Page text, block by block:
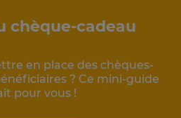
chèque-cadeau
en place des chèques-
? Ce mini-guide
pour vous !